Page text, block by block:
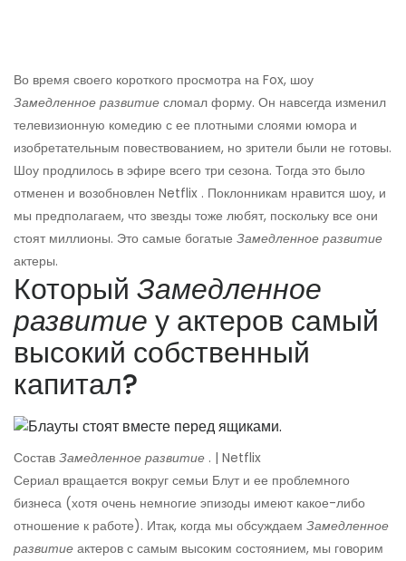
Во время своего короткого просмотра на Fox, шоу
Замедленное развитие сломал форму. Он навсегда изменил
телевизионную комедию с ее плотными слоями юмора и
изобретательным повествованием, но зрители были не готовы.
Шоу продлилось в эфире всего три сезона. Тогда это было
отменен и возобновлен Netflix . Поклонникам нравится шоу, и
мы предполагаем, что звезды тоже любят, поскольку все они
стоят миллионы. Это самые богатые Замедленное развитие
актеры.
Который Замедленное
развитие у актеров самый
высокий собственный
капитал?
Состав Замедленное развитие . | Netflix
Сериал вращается вокруг семьи Блут и ее проблемного
бизнеса (хотя очень немногие эпизоды имеют какое-либо
отношение к работе). Итак, когда мы обсуждаем Замедленное
развитие актеров с самым высоким состоянием, мы говорим